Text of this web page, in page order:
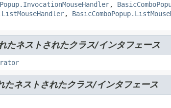
,
,
たネストされたクラス/インタフェース
たネストされたクラス/インタフェース